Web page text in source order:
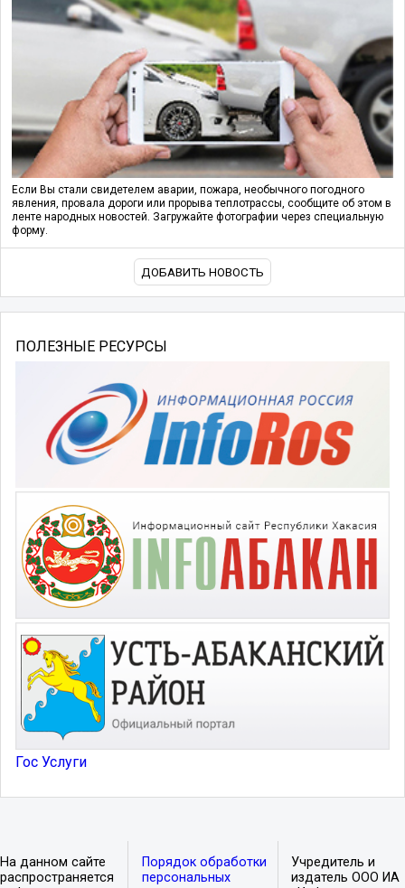
Если Вы стали свидетелем аварии, пожара, необычного погодного
явления, провала дороги или прорыва теплотрассы, сообщите об этом в
ленте народных новостей. Загружайте фотографии через специальную
форму.
ДОБАВИТЬ НОВОСТЬ
ПОЛЕЗНЫЕ РЕСУРСЫ
Гос Услуги
На данном сайте
распространяется
Порядок обработки
персональных
Учредитель и
издатель ООО ИА